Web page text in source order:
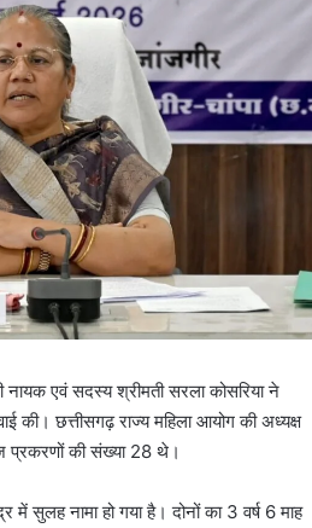
नायक एवं सदस्य श्रीमती सरला कोसरिया ने
की। छत्तीसगढ़ राज्य महिला आयोग की अध्यक्ष
प्रकरणों की संख्या 28 थे।
सुलह नामा हो गया है। दोनों का 3 वर्ष 6 माह